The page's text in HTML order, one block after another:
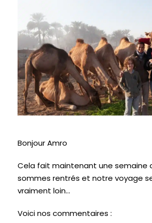
Bonjour Amro
Cela fait maintenant une semaine
sommes rentrés et notre voyage
vraiment loin…
Voici nos commentaires :